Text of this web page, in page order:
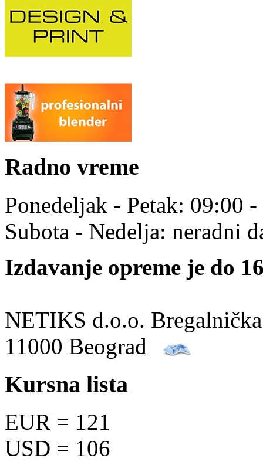
Radno vreme
Ponedeljak - Petak: 09:00
Subota - Nedelja: neradni
Izdavanje opreme je do
NETIKS d.o.o.
11000 Beograd
Kursna lista
EUR = 121
USD = 106